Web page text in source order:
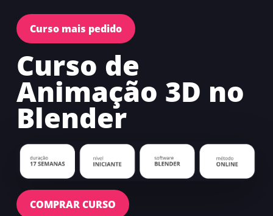
Curso de
Animação 3D no
Blender
COMPRAR CURSO
Curso mais pedido